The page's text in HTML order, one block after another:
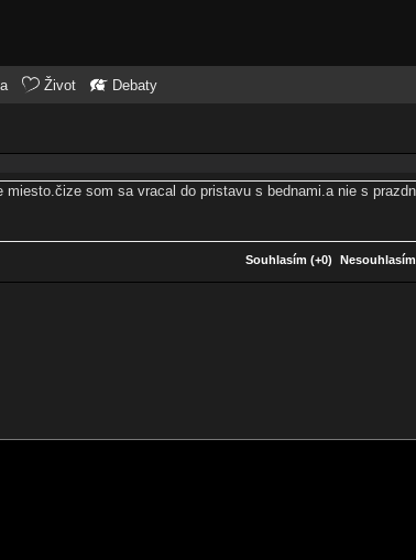
Život Debaty
som sa vracal do pristavu s bednami.a nie s
Souhlasím (+0)